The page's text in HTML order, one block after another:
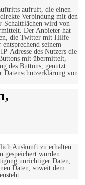
aufruft, die einen
Verbindung mit den
Schaltflächen wird von
Der Anbieter hat
die Twitter mit Hilfe
seinem
Adresse des Nutzers die
mit übermittelt,
des Buttons, genutzt.
von
Auskunft zu erhalten
gespeichert wurden.
unrichtiger Daten,
Daten, soweit dem